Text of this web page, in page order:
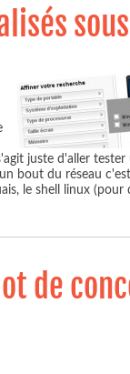
juste d'aller
bout du réseau
le shell linux (pour
de